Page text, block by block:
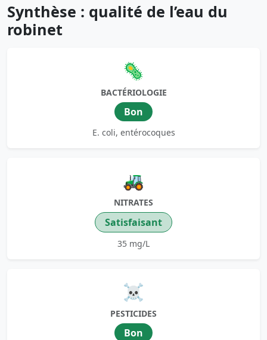
Synthèse : qualité de l’eau du
robinet
🦠
BACTÉRIOLOGIE
Bon
E. coli, entérocoques
🚜
NITRATES
Satisfaisant
35 mg/L
☠️
PESTICIDES
Bon